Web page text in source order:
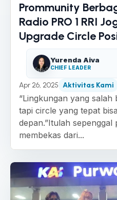
Prommunity
Radio PRO 1 RRI
Upgrade Circle
Yurenda Aiva
CHIEF LEADER
Apr 26, 2025 Aktivitas Kami
“Lingkungan yang salah
tapi circle yang tepat
depan.”Itulah sepenggal
membekas dari...